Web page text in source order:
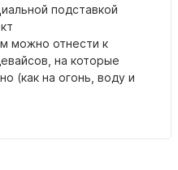
подставкой
можно отнести к
на которые
(как на огонь, воду и